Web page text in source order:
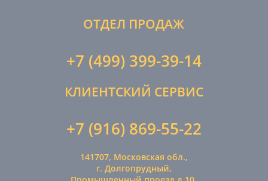
ОТДЕЛ ПРОДАЖ
+7 (499) 399-39-14
КЛИЕНТСКИЙ СЕРВИС
+7 (916) 869-55-22
141707, Московская обл.,
г. Долгопрудный,